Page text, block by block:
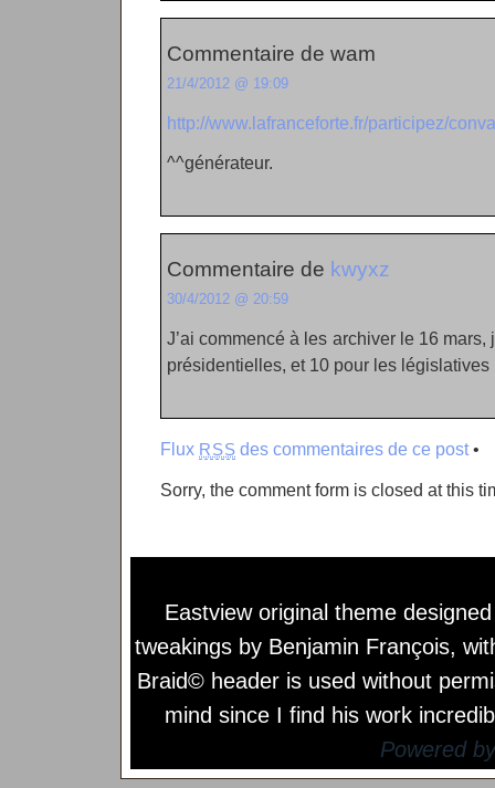
Commentaire de wam
21/4/2012 @ 19:09
http://www.lafranceforte.fr/participez/
^^générateur.
Commentaire de kwyxz
30/4/2012 @ 20:59
J’ai commencé à les archiver le 16 mars,
présidentielles, et 10 pour les
Flux RSS des commentaires de ce post•
Sorry, the comment form is closed at this
Eastview original theme
tweakings by Benjamin François,
Braid© header is used without
mind since I find his work
Powered